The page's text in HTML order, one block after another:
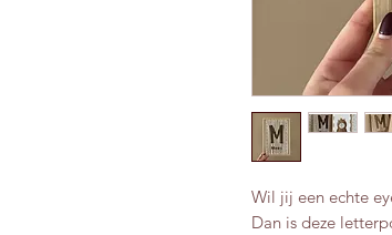
Wil jij een echte
Dan is deze